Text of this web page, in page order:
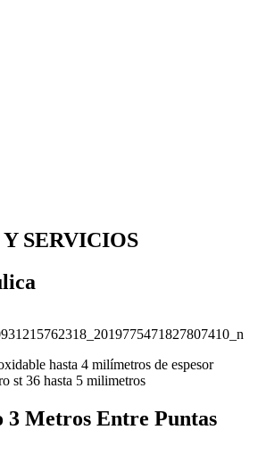
SERVICIOS
hasta 4 milímetros de espesor
st 36 hasta 5 milimetros
3 Metros Entre Puntas